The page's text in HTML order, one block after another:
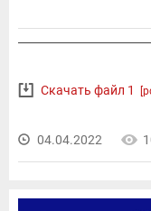
Скачать файл 1
04.04.2022